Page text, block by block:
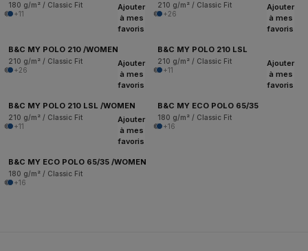
180 g/m² / Classic Fit
+11
210 g/m² / Classic Fit
+26
Ajouter
à mes
favoris
B&C MY POLO 210 /WOMEN
210 g/m² / Classic Fit
+26
Ajouter
à mes
favoris
B&C MY POLO 210 LSL
210 g/m² / Classic Fit
+11
Ajouter
à mes
favoris
B&C MY POLO 210 LSL /WOMEN
210 g/m² / Classic Fit
+11
Ajouter
à mes
favoris
B&C MY ECO POLO 65/35
180 g/m² / Classic Fit
+16
Ajouter
à mes
favoris
B&C MY ECO POLO 65/35 /WOMEN
180 g/m² / Classic Fit
+16